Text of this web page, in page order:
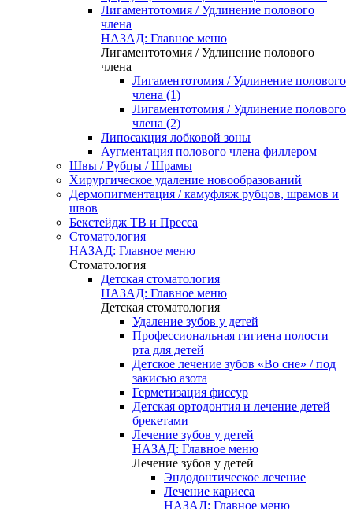
Лигаментотомия / Удлинение полового
члена
НАЗАД: Главное меню
Лигаментотомия / Удлинение полового
члена
Лигаментотомия / Удлинение полового
члена (1)
Лигаментотомия / Удлинение полового
члена (2)
Липосакция лобковой зоны
Аугментация полового члена филлером
Швы / Рубцы / Шрамы
Хирургическое удаление новообразований
Дермопигментация / камуфляж рубцов, шрамов и
швов
Бекстейдж ТВ и Пресса
Стоматология
НАЗАД: Главное меню
Стоматология
Детская стоматология
НАЗАД: Главное меню
Детская стоматология
Удаление зубов у детей
Профессиональная гигиена полости
рта для детей
Детское лечение зубов «Во сне» / под
закисью азота
Герметизация фиссур
Детская ортодонтия и лечение детей
брекетами
Лечение зубов у детей
НАЗАД: Главное меню
Лечение зубов у детей
Эндодонтическое лечение
Лечение кариеса
НАЗАД: Главное меню